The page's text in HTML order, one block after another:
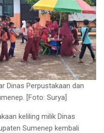
Dinas Perpustakaan dan
[Foto: Surya]
keliling milik Dinas
Sumenep kembali